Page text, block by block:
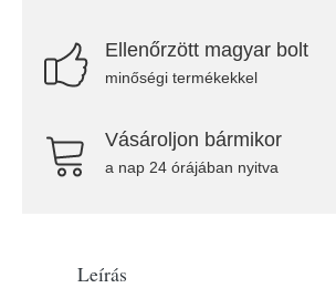
Ellenőrzött magyar bolt
minőségi termékekkel
Vásároljon bármikor
a nap 24 órájában nyitva
Leírás